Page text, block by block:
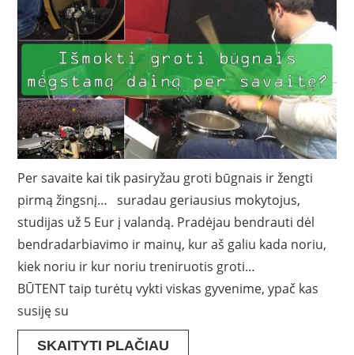
Per savaite kai tik pasiryžau groti būgnais ir žengti
pirmą žingsnį… suradau geriausius mokytojus,
studijas už 5 Eur į valandą. Pradėjau bendrauti dėl
bendradarbiavimo ir mainų, kur aš galiu kada noriu,
kiek noriu ir kur noriu treniruotis groti…
BŪTENT taip turėtų vykti viskas gyvenime, ypač kas
susiję su
SKAITYTI PLAČIAU